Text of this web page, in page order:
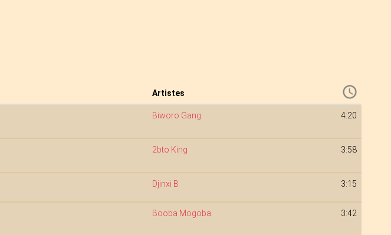
Artistes
Biworo Gang 4:20
2bto King 3:58
Djinxi B 3:15
Booba Mogoba 3:42